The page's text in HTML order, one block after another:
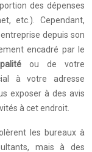
des dépenses
etc.). Cependant,
depuis son
encadré par le
ou de votre
à votre adresse
exposer à des avis
à cet endroit.
les bureaux à
mais à des